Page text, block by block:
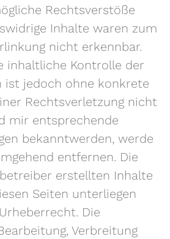
Rechtsverstöße
Inhalte waren zum
nicht erkennbar.
inhaltliche Kontrolle der
ist jedoch ohne konkrete
Rechtsverletzung nicht
mir entsprechende
bekanntwerden, werde
entfernen. Die
erstellten Inhalte
Seiten unterliegen
Die
Verbreitung